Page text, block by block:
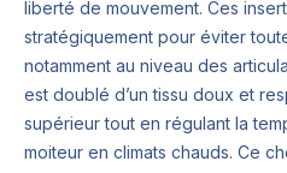
liberté de mouvement. Ces
stratégiquement pour éviter
notamment au niveau des
est doublé d’un tissu doux et
supérieur tout en régulant la
moiteur en climats chauds. Ce